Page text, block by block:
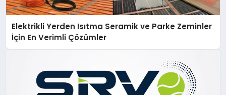
Elektrikli Yerden Isıtma Seramik ve Parke Zeminler
İçin En Verimli Çözümler